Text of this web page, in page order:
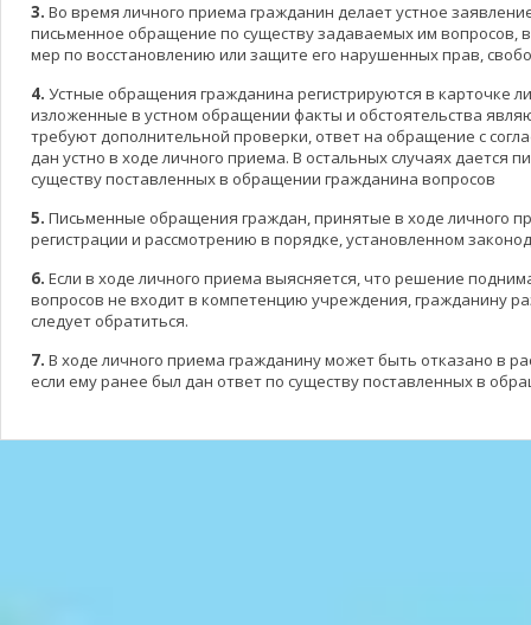
3. Во время личного приема гражданин делает устное
письменное обращение по существу задаваемых им вопросов,
мер по восстановлению или защите его нарушенных прав,
4. Устные обращения гражданина регистрируются в карточке
изложенные в устном обращении факты и обстоятельства
требуют дополнительной проверки, ответ на обращение с
дан устно в ходе личного приема. В остальных случаях дается
существу поставленных в обращении гражданина вопросов
5. Письменные обращения граждан, принятые в ходе личного
регистрации и рассмотрению в порядке, установленном
6. Если в ходе личного приема выясняется, что решение
вопросов не входит в компетенцию учреждения, гражданину
следует обратиться.
7. В ходе личного приема гражданину может быть отказано в
если ему ранее был дан ответ по существу поставленных в